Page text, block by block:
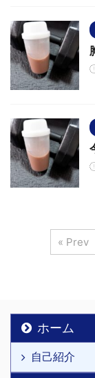
« Prev
ホーム
自己紹介